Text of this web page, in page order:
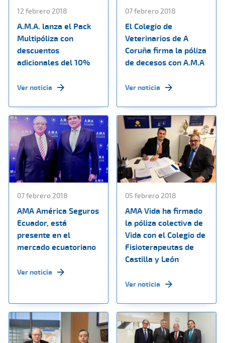
12 febrero 2018
A.M.A. lanza el Pack
Multipóliza con
descuentos
adicionales del 10%
Ver noticia
07 febrero 2018
El Colegio de
Veterinarios de A
Coruña firma la póliza
de decesos con A.M.A
Ver noticia
07 febrero 2018
AMA América Seguros
Ecuador, está
presente en el
mercado ecuatoriano
Ver noticia
05 febrero 2018
AMA Vida ha firmado
la póliza colectiva de
Vida con el Colegio de
Fisioterapeutas de
Castilla y León
Ver noticia